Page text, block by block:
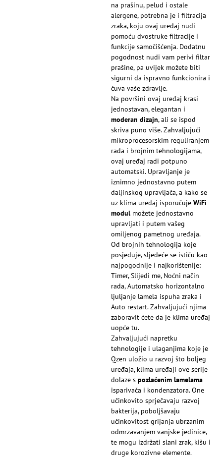
na prašinu, pelud i ostale
alergene, potrebna je i filtracija
zraka, koju ovaj uređaj nudi
pomoću dvostruke filtracije i
funkcije samočišćenja. Dodatnu
pogodnost nudi vam perivi filtar
prašine, pa uvijek možete biti
sigurni da ispravno funkcionira i
čuva vaše zdravlje.
Na površini ovaj uređaj krasi
jednostavan, elegantan i
moderan dizajn, ali se ispod
skriva puno više. Zahvaljujući
mikroprocesorskim reguliranjem
rada i brojnim tehnologijama,
ovaj uređaj radi potpuno
automatski. Upravljanje je
iznimno jednostavno putem
daljinskog upravljača, a kako se
uz klima uređaj isporučuje WiFi
modul možete jednostavno
upravljati i putem vašeg
omiljenog pametnog uređaja.
Od brojnih tehnologija koje
posjeduje, sljedeće se ističu kao
najpogodnije i najkorištenije:
Timer, Slijedi me, Noćni način
rada, Automatsko horizontalno
ljuljanje lamela ispuha zraka i
Auto restart. Zahvaljujući njima
zaboravit ćete da je klima uređaj
uopće tu.
Zahvaljujući napretku
tehnologije i ulaganjima koje je
Qzen uložio u razvoj što boljeg
uređaja, klima uređaji ove serije
dolaze s pozlaćenim lamelama
isparivača i kondenzatora. One
učinkovito sprječavaju razvoj
bakterija, poboljšavaju
učinkovitost grijanja ubrzanim
odmrzavanjem vanjske jedinice,
te mogu izdržati slani zrak, kišu i
druge korozivne elemente.